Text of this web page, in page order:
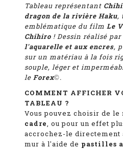
Tableau représentant
dragon de la rivière Haku,
emblématique du film Le
Chihiro ! Dessin réalisé
l'aquarelle et aux encres,
sur un matériau à la fois
souple, léger et
le Forex©.
COMMENT AFFICHER
TABLEAU ?
Vous pouvez choisir de le
cadre, ou pour un effet
accrochez-le directement
mur à l'aide de pastilles